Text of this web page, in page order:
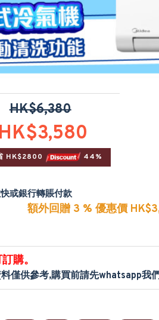
HK$3,580
HK$6,380
HK$2800 44%
或銀行轉賬付款
額外回贈 3 % 優惠價
購。
僅供參考,購買前請先whatsapp我們